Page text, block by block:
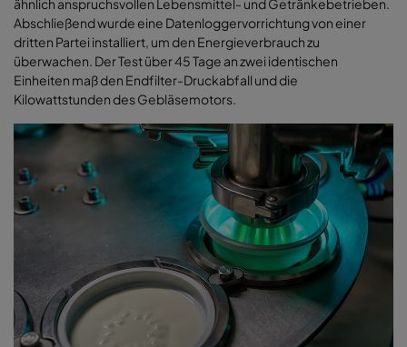
ähnlich anspruchsvollen Lebensmittel- und Getränkebetrieben.
Abschließend wurde eine Datenloggervorrichtung von einer
dritten Partei installiert, um den Energieverbrauch zu
überwachen. Der Test über 45 Tage an zwei identischen
Einheiten maß den Endfilter-Druckabfall und die
Kilowattstunden des Gebläsemotors.